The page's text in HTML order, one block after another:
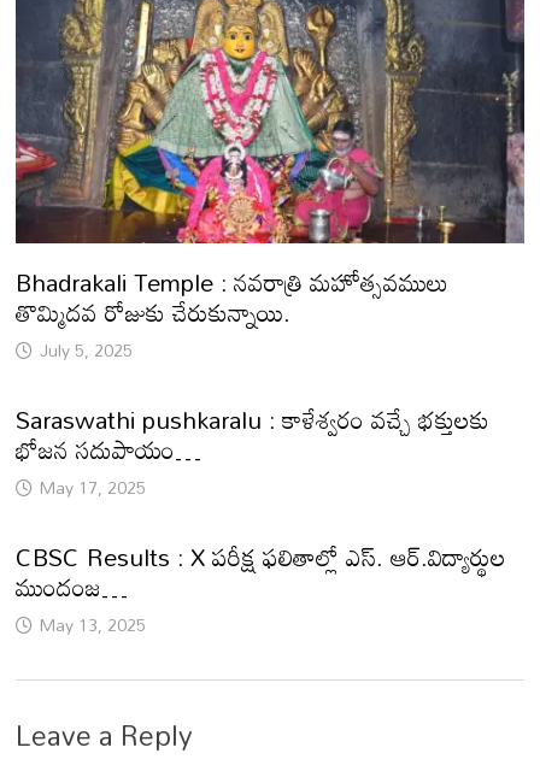
Bhadrakali Temple : నవరాత్రి మహోత్సవములు
తొమ్మిదవ రోజుకు చేరుకున్నాయి.
July 5, 2025
Saraswathi pushkaralu : కాళేశ్వరం వచ్చే భక్తులకు
భోజన సదుపాయం…
May 17, 2025
CBSC Results : X పరీక్ష ఫలితాల్లో ఎస్. ఆర్.విద్యార్థుల
ముందంజ…
May 13, 2025
Leave a Reply